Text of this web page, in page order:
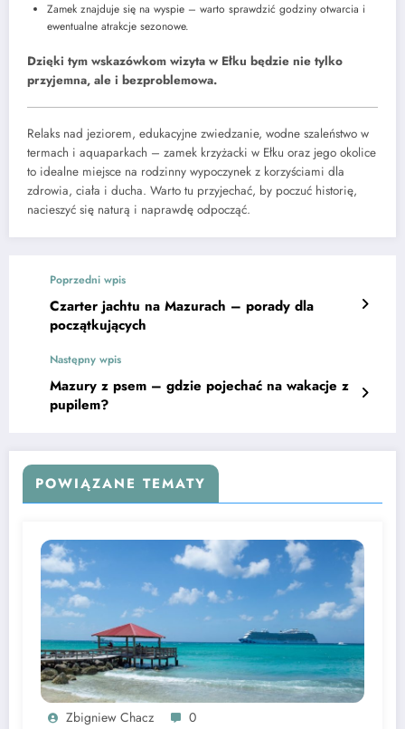
Zamek znajduje się na wyspie – warto sprawdzić godziny otwarcia i
ewentualne atrakcje sezonowe.
Dzięki tym wskazówkom wizyta w Ełku będzie nie tylko
przyjemna, ale i bezproblemowa.
Relaks nad jeziorem, edukacyjne zwiedzanie, wodne szaleństwo w
termach i aquaparkach – zamek krzyżacki w Ełku oraz jego okolice
to idealne miejsce na rodzinny wypoczynek z korzyściami dla
zdrowia, ciała i ducha. Warto tu przyjechać, by poczuć historię,
nacieszyć się naturą i naprawdę odpocząć.
Poprzedni wpis
Czarter jachtu na Mazurach – porady dla
początkujących
Następny wpis
Mazury z psem – gdzie pojechać na wakacje z
pupilem?
POWIĄZANE TEMATY
Zbigniew Chacz 0